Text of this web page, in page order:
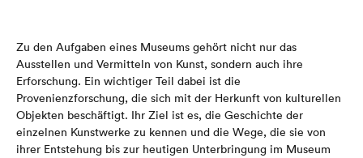
Zu den Aufgaben eines Museums gehört nicht nur das
Ausstellen und Vermitteln von Kunst, sondern auch ihre
Erforschung. Ein wichtiger Teil dabei ist die
Provenienzforschung, die sich mit der Herkunft von kulturellen
Objekten beschäftigt. Ihr Ziel ist es, die Geschichte der
einzelnen Kunstwerke zu kennen und die Wege, die sie von
ihrer Entstehung bis zur heutigen Unterbringung im Museum